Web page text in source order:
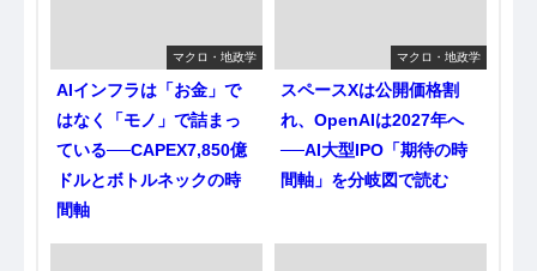
マクロ・地政学
AIインフラは「お金」で
はなく「モノ」で詰まっ
ている──CAPEX7,850億
ドルとボトルネックの時
間軸
マクロ・地政学
スペースXは公開価格割
れ、OpenAIは2027年へ
──AI大型IPO「期待の時
間軸」を分岐図で読む